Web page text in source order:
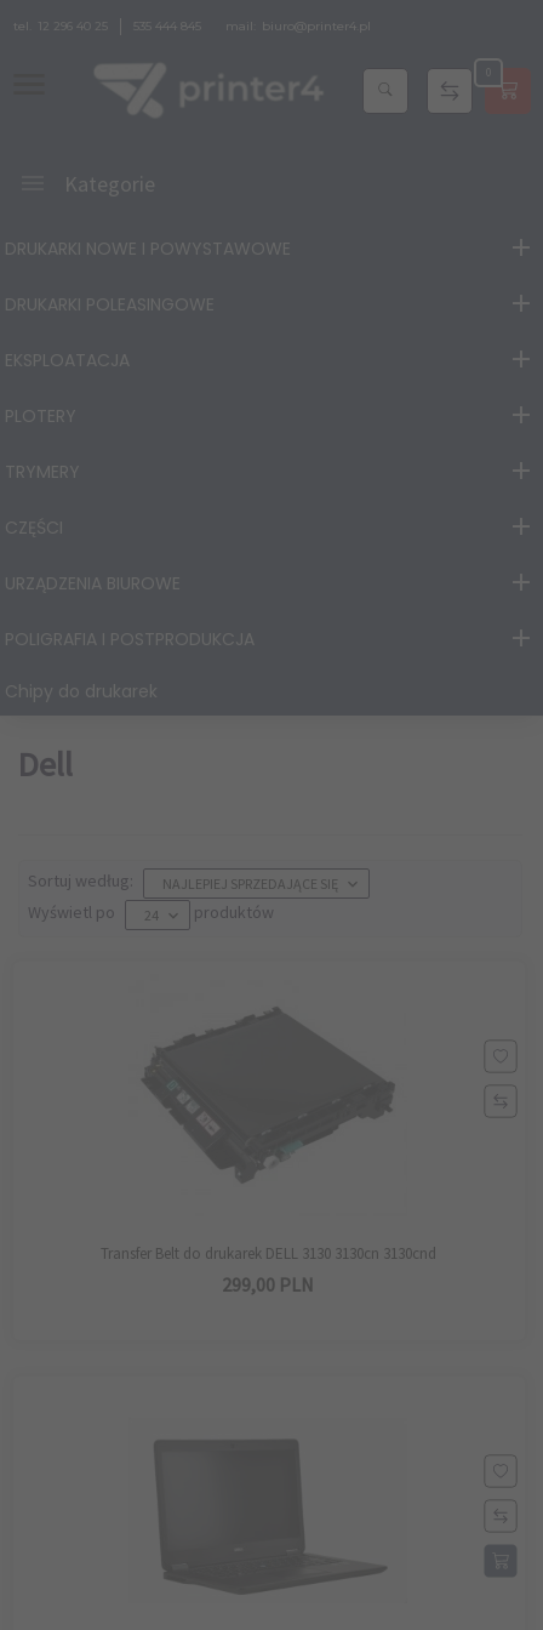
tel. 12 296 40 25 535 444 845 mail: biuro@printer4.pl
Kategorie
DRUKARKI NOWE I POWYSTAWOWE
DRUKARKI POLEASINGOWE
EKSPLOATACJA
PLOTERY
TRYMERY
CZĘŚCI
URZĄDZENIA BIUROWE
POLIGRAFIA I POSTPRODUKCJA
Chipy do drukarek
Dell
Sortuj według: sortNAJLEPIEJ SPRZEDAJĄCE SIĘ
Wyświetl po 24 produktów
Transfer Belt do drukarek DELL 3130 3130cn 3130cnd
299,00 PLN